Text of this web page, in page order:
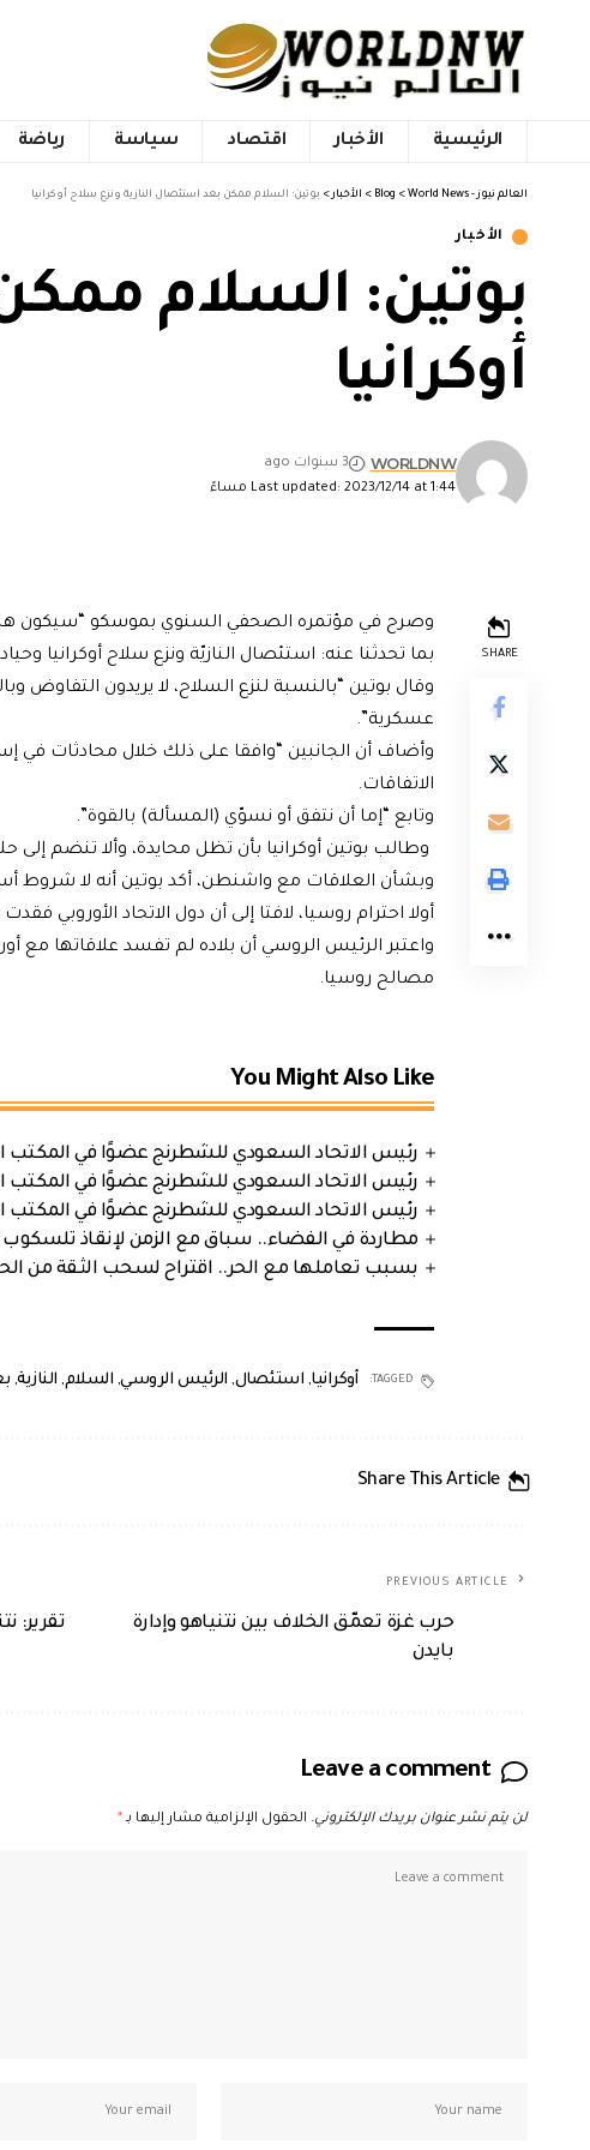
الرئيسية الأخبار اقتصاد سياسة رياضة
العالم نيوز - World News >
Blog
> الأخبار > بوتين: السلام ممكن بعد استئصال النازية ونزع سلاح أوكرانيا
الأخبار
بوتين: السلام
أوكرانيا
Last updated: 2023/12/14 at 1:44 مساءً
WORLDNW
3 سنوات ago
SHARE
وصرح في مؤتمره الصحفي السنوي بموسكو “سيكون
بما تحدثنا عنه: استئصال النازيّة ونزع سلاح أوكرانيا
وقال بوتين “بالنسبة لنزع السلاح، لا يريدون التفاوض
عسكرية”.
وأضاف أن الجانبين “وافقا على ذلك خلال محادثات في
الاتفاقات.
وتابع “إما أن نتفق أو نسوّي (المسألة) بالقوة”.
وطالب بوتين أوكرانيا بأن تظل محايدة، وألا تنضم
وبشأن العلاقات مع واشنطن، أكد بوتين أنه لا شروط
أولا احترام روسيا، لافتا إلى أن دول الاتحاد الأوروبي
واعتبر الرئيس الروسي أن بلاده لم تفسد علاقاتها مع
مصالح روسيا.
You Might Also Like
رئيس الاتحاد السعودي للشطرنج عضوًا في المكتب
رئيس الاتحاد السعودي للشطرنج عضوًا في المكتب
رئيس الاتحاد السعودي للشطرنج عضوًا في المكتب
مطاردة في الفضاء.. سباق مع الزمن لإنقاذ تلسكوب
بسبب تعاملها مع الحر.. اقتراح لسحب الثقة من
TAGGED: أوكرانيا, استئصال, الرئيس الروسي, السلام, النازية,
Share This Article
PREVIOUS ARTICLE
حرب غزة تعمّق الخلاف بين نتنياهو وإدارة
بايدن
تقرير:
Leave a comment
لن يتم نشر عنوان بريدك الإلكتروني. الحقول الإلزامية مشار إليها بـ*